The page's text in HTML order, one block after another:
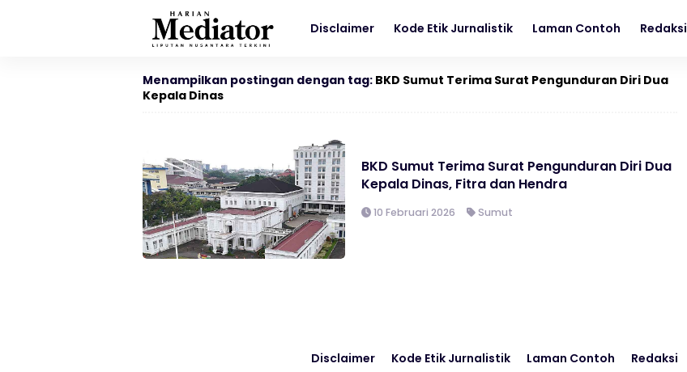
Disclaimer Kode Etik Jurnalistik Laman Contoh Redaksi
Menampilkan postingan dengan tag: BKD Sumut Terima Surat Pengunduran Diri Dua
Kepala Dinas
BKD Sumut Terima Surat Pengunduran Diri Dua
Kepala Dinas, Fitra dan Hendra
10 Februari 2026 Sumut
Disclaimer Kode Etik Jurnalistik Laman Contoh Redaksi